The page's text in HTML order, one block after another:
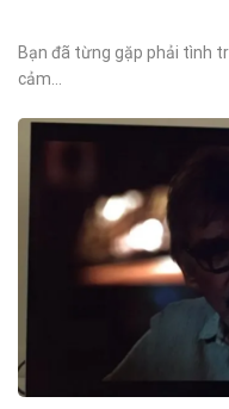
Bạn đã từng gặp phải tình
cảm...